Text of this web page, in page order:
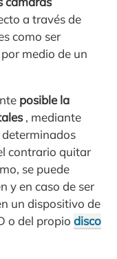
a través de
como ser
medio de un
posible la
, mediante
contrario quitar
se puede
y en caso de ser
un dispositivo de
o del propio disco